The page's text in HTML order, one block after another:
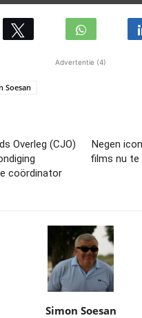
Advertentie (4)
Soesan
Overleg (CJO)
coördinator
Negen
films nu te
Simon Soesan